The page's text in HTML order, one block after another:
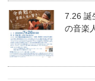
7.26 誕
の音楽